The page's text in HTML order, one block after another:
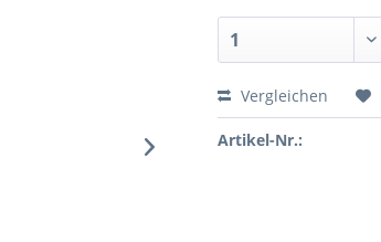
Vergleichen
Artikel-Nr.: